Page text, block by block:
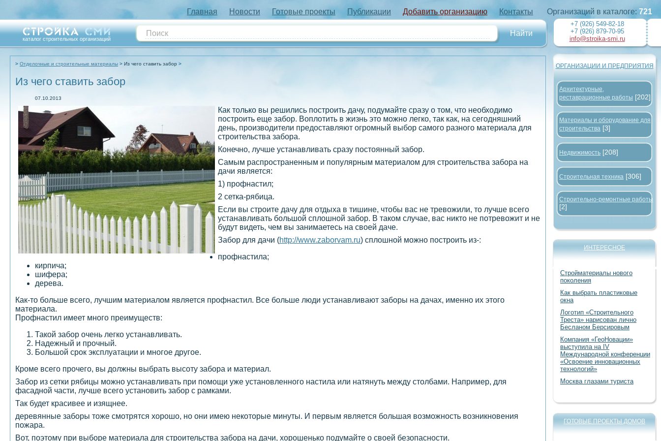
Главная Новости Готовые проекты Публикации Добавить организацию Контакты
каталог строительных организаций
Отделочные и строительные материалы Из чего ставить забор
Из чего ставить забор
07.10.2013
Как только вы решились построить дачу, подумайте сразу о том, что необходимо
построить еще забор. Воплотить в жизнь это можно легко, так как, на сегодняшний
день, производители предоставляют огромный выбор самого разного материала для
строительства забора.
Конечно, лучше устанавливать сразу постоянный забор.
Самым распространенным и популярным материалом для строительства забора на
дачи является:
1) профнастил;
2 сетка-рябица.
Если вы строите дачу для отдыха в тишине, чтобы вас не тревожили, то лучше всего
устанавливать большой сплошной забор. В таком случае, вас никто не потревожит и не
будут видеть, чем вы занимаетесь на своей даче.
Забор для дачи (http://www.zaborvam.ru) сплошной можно построить из-:
профнастила;
кирпича;
шифера;
дерева.
Как-то больше всего, лучшим материалом является профнастил. Все больше люди устанавливают заборы на дачах, именно их этого
материала.
Профнастил имеет много преимуществ:
Такой забор очень легко устанавливать.
Надежный и прочный.
Большой срок эксплуатации и многое другое.
Кроме всего прочего, вы должны выбрать высоту забора и материал.
Забор из сетки рябицы можно устанавливать при помощи уже установленного настила или натянуть между столбами. Например, для
фасадной части, лучше всего установить забор с рамками.
Так будет красивее и изящнее.
деревянные заборы тоже смотрятся хорошо, но они имею некоторые минуты. И первым является большая возможность возникновения
пожара.
Вот, поэтому при выборе материала для строительства забора на дачи, хорошенько подумайте о своей безопасности.
Организаций в каталоге: 721
+7 (926) 549-82-18
+7 (926) 879-70-95
info@stroika-smi.ru
ОРГАНИЗАЦИИ И ПРЕДПРИЯТИЯ
Архитектурные,
реставрационные работы [202]
Материалы и оборудование для
строительства [3]
Недвижимость [208]
Строительная техника [306]
Строительно-ремонтные работы
[2]
ИНТЕРЕСНОЕ
Стройматериалы нового
поколения
Как выбрать пластиковые
окна
Логотип «Строительного
Треста» нарисован лично
Бесланом Берсировым
Компания «ГеоНовации»
выступила на IV
Международной конференции
«Освоение инновационных
технологий»
Москва глазами туриста
ГОТОВЫЕ ПРОЕКТЫ ДОМОВ